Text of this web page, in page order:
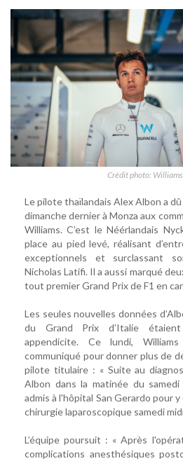
Crédit photo:
Le pilote thaïlandais Alex Albon a
dimanche dernier à Monza aux
Williams. C’est le Néérlandais
place au pied levé, réalisant
exceptionnels et surclassant
Nicholas Latifi. Il a aussi marqué
tout premier Grand Prix de F1 en
Les seules nouvelles données
du Grand Prix d’Italie
appendicite. Ce lundi,
communiqué pour donner plus de
pilote titulaire : « Suite au
Albon dans la matinée du
admis à l'hôpital San Gerardo pour
chirurgie laparoscopique samedi
L’équipe poursuit : « Après
complications anesthésiques